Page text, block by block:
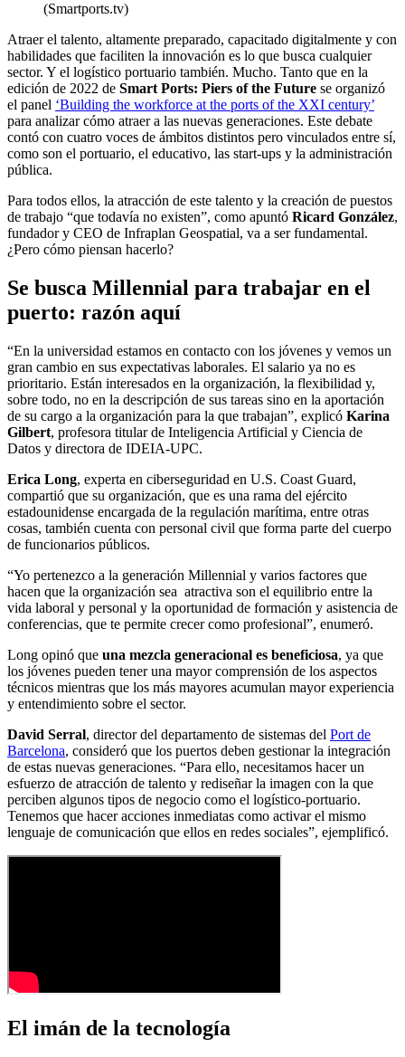
(Smartports.tv)
Atraer el talento, altamente preparado, capacitado digitalmente y con
habilidades que faciliten la innovación es lo que busca cualquier
sector. Y el logístico portuario también. Mucho. Tanto que en la
edición de 2022 de Smart Ports: Piers of the Future se organizó
el panel ‘Building the workforce at the ports of the XXI century’
para analizar cómo atraer a las nuevas generaciones. Este debate
contó con cuatro voces de ámbitos distintos pero vinculados entre sí,
como son el portuario, el educativo, las start-ups y la administración
pública.
Para todos ellos, la atracción de este talento y la creación de puestos
de trabajo “que todavía no existen”, como apuntó Ricard González,
fundador y CEO de Infraplan Geospatial, va a ser fundamental.
¿Pero cómo piensan hacerlo?
Se busca Millennial para trabajar en el
puerto: razón aquí
“En la universidad estamos en contacto con los jóvenes y vemos un
gran cambio en sus expectativas laborales. El salario ya no es
prioritario. Están interesados en la organización, la flexibilidad y,
sobre todo, no en la descripción de sus tareas sino en la aportación
de su cargo a la organización para la que trabajan”, explicó Karina
Gilbert, profesora titular de Inteligencia Artificial y Ciencia de
Datos y directora de IDEIA-UPC.
Erica Long, experta en ciberseguridad en U.S. Coast Guard,
compartió que su organización, que es una rama del ejército
estadounidense encargada de la regulación marítima, entre otras
cosas, también cuenta con personal civil que forma parte del cuerpo
de funcionarios públicos.
“Yo pertenezco a la generación Millennial y varios factores que
hacen que la organización sea atractiva son el equilibrio entre la
vida laboral y personal y la oportunidad de formación y asistencia de
conferencias, que te permite crecer como profesional”, enumeró.
Long opinó que una mezcla generacional es beneficiosa, ya que
los jóvenes pueden tener una mayor comprensión de los aspectos
técnicos mientras que los más mayores acumulan mayor experiencia
y entendimiento sobre el sector.
David Serral, director del departamento de sistemas del Port de
Barcelona, consideró que los puertos deben gestionar la integración
de estas nuevas generaciones. “Para ello, necesitamos hacer un
esfuerzo de atracción de talento y rediseñar la imagen con la que
perciben algunos tipos de negocio como el logístico-portuario.
Tenemos que hacer acciones inmediatas como activar el mismo
lenguaje de comunicación que ellos en redes sociales”, ejemplificó.
El imán de la tecnología